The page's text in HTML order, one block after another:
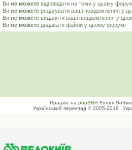
Ви не можете відповідати на теми у цьому
Ви не можете редагувати ваші повідомлення у
Ви не можете видаляти ваші повідомлення у
Ви не можете додавати файли у цьому форумі
Працює на phpBB® Forum
Український переклад © 2005-2019